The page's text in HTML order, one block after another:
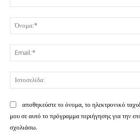
αποθηκεύστε το όνομα, το ηλεκτρονικό
μου σε αυτό το πρόγραμμα περιήγησης για την
σχολιάσω.